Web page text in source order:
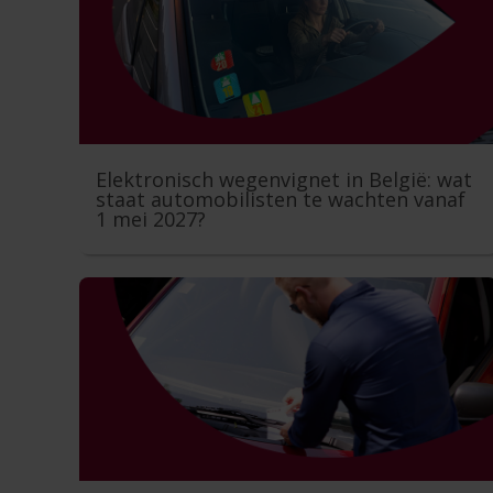
Elektronisch wegenvignet in België: wat
staat automobilisten te wachten vanaf
1 mei 2027?